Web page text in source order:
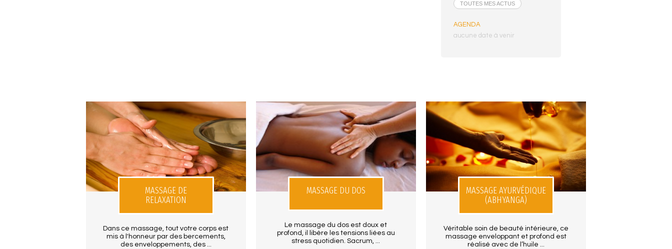
TOUTES MES ACTUS
AGENDA
aucune date à venir
MASSAGE DE
RELAXATION
Dans ce massage, tout votre corps est
mis à l'honneur par des bercements,
des enveloppements, des ...
MASSAGE DU DOS
Le massage du dos est doux et
profond, il libère les tensions liées au
stress quotidien. Sacrum, ...
MASSAGE AYURVÉDIQUE
(ABHYANGA)
Véritable soin de beauté intérieure, ce
massage enveloppant et profond est
réalisé avec de l’huile ...